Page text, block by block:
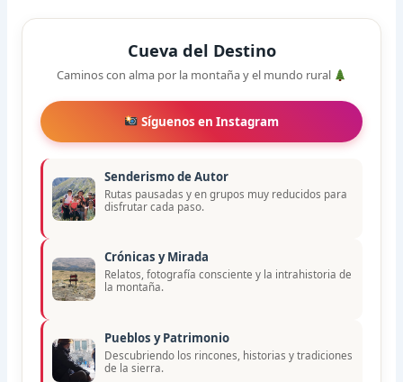
Cueva del Destino
Caminos con alma por la montaña y el mundo rural
Síguenos en Instagram
Senderismo de Autor
Rutas pausadas y en grupos muy reducidos para
disfrutar cada paso.
Crónicas y Mirada
Relatos, fotografía consciente y la intrahistoria de
la montaña.
Pueblos y Patrimonio
Descubriendo los rincones, historias y tradiciones
de la sierra.